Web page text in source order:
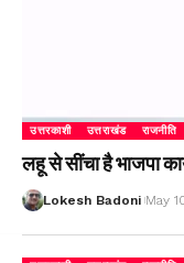
उत्तरकाशी उत्तराखंड राजनीति
लहू से सींचा है भाजपा
Lokesh Badoni May